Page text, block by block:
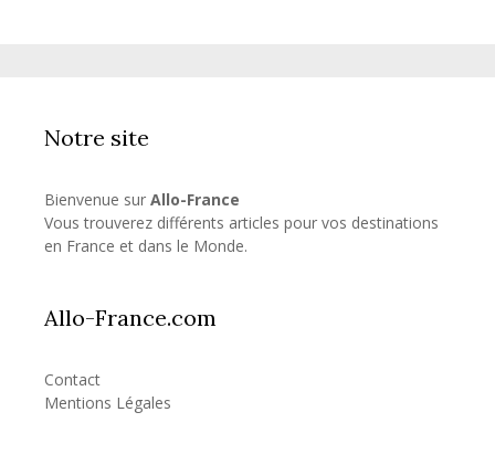
Notre site
Bienvenue sur Allo-France
Vous trouverez différents articles pour vos destinations
en France et dans le Monde.
Allo-France.com
Contact
Mentions Légales